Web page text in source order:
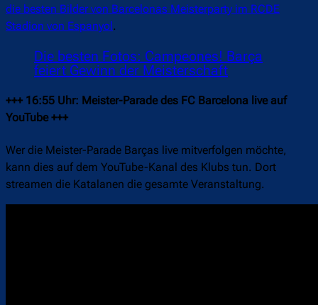
die besten Bilder von Barcelonas Meisterparty im RCDE
Stadion von Espanyol .
Die besten Fotos: Campeones! Barça
feiert Gewinn der Meisterschaft
+++ 16:55 Uhr: Meister-Parade des FC Barcelona live auf
YouTube +++
Wer die Meister-Parade Barças live mitverfolgen möchte,
kann dies auf dem YouTube-Kanal des Klubs tun. Dort
streamen die Katalanen die gesamte Veranstaltung.